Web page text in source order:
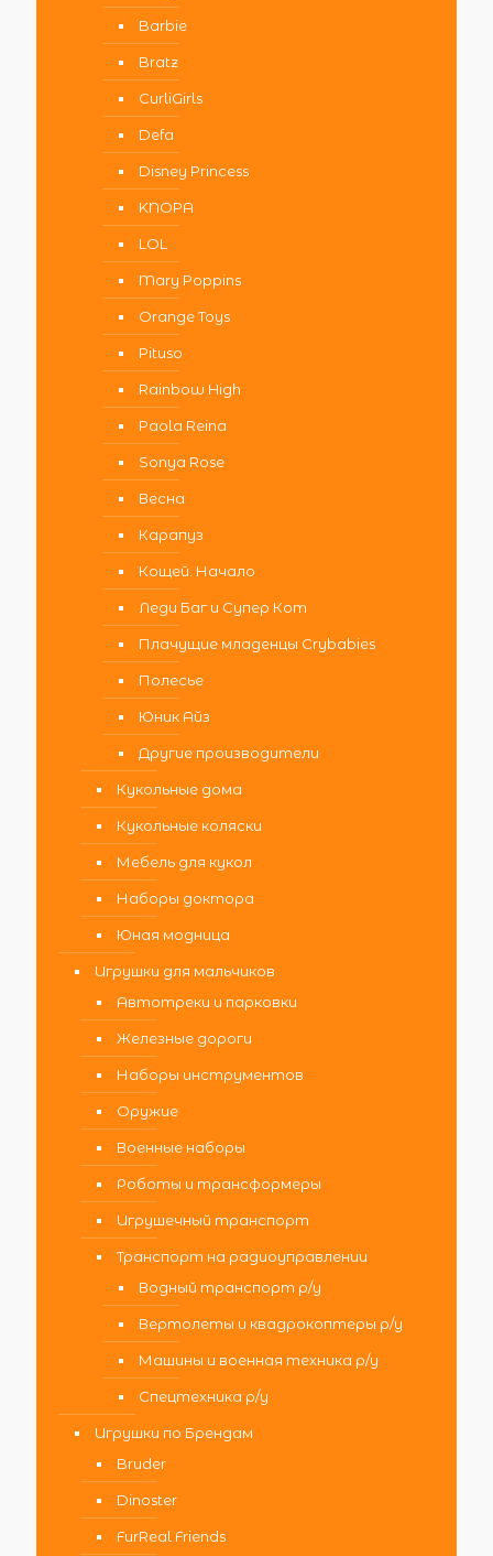
Barbie
Bratz
CurliGirls
Defa
Disney Princess
KNOPA
LOL
Mary Poppins
Orange Toys
Pituso
Rainbow High
Paola Reina
Sonya Rose
Весна
Карапуз
Кощей. Начало
Леди Баг и Супер Кот
Плачущие младенцы Crybabies
Полесье
Юник Айз
Другие производители
Кукольные дома
Кукольные коляски
Мебель для кукол
Наборы доктора
Юная модница
Игрушки для мальчиков
Автотреки и парковки
Железные дороги
Наборы инструментов
Оружие
Военные наборы
Роботы и трансформеры
Игрушечный транспорт
Транспорт на радиоуправлении
Водный транспорт р/у
Вертолеты и квадрокоптеры р/у
Машины и военная техника р/у
Спецтехника р/у
Игрушки по Брендам
Bruder
Dinoster
FurReal Friends